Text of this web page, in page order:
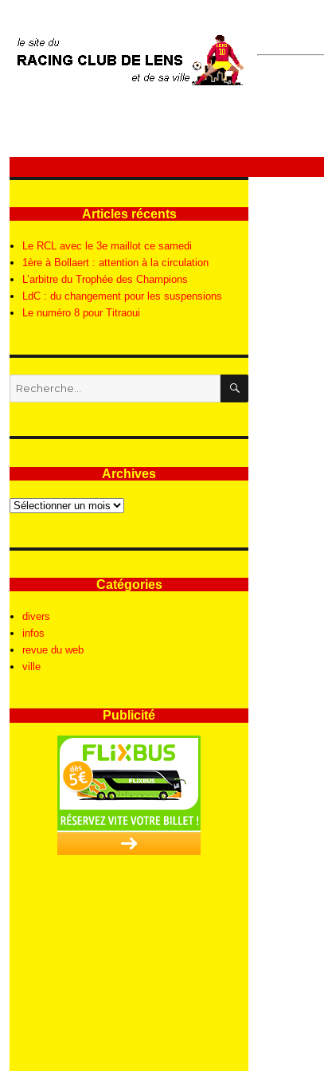
Articles récents
Le RCL avec le 3e maillot ce samedi
1ère à Bollaert : attention à la circulation
L’arbitre du Trophée des Champions
LdC : du changement pour les suspensions
Le numéro 8 pour Titraoui
Recherche
pour
RECHERCHE
Archives
Archives
Catégories
divers
infos
revue du web
ville